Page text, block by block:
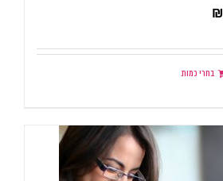
₪
בחרי כמות